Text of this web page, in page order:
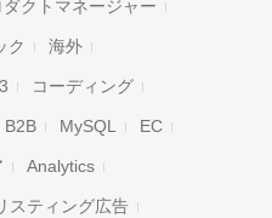
ダクトマネージャー
ク 海外
コーディング
B2B MySQL EC
Analytics
スティング広告